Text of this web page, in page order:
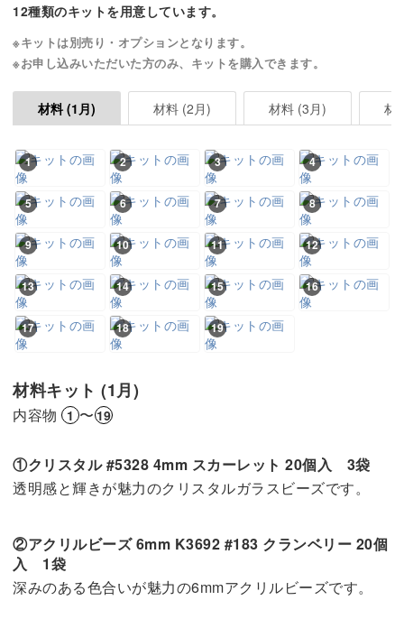
12種類のキットを用意しています。
※キットは別売り・オプションとなります。
※お申し込みいただいた方のみ、キットを購入できます。
材料 (1月) 材料 (2月) 材料 (3月)
1 2 3 4
5 6 7 8
9 10 11 12
13 14 15 16
17 18 19
材料キット (1月)
内容物 1 〜19
①クリスタル #5328 4mm スカーレット 20個入 3袋
透明感と輝きが魅力のクリスタルガラスビーズです。
②アクリルビーズ 6mm K3692 #183 クランベリー 20個
入 1袋
深みのある色合いが魅力の6mmアクリルビーズです。